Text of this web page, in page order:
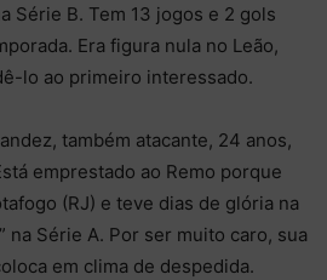
Série B. Tem 13 jogos e 2 gols
Era figura nula no Leão,
lo ao primeiro interessado.
também atacante, 24 anos,
emprestado ao Remo porque
(RJ) e teve dias de glória na
na Série A. Por ser muito caro, sua
em clima de despedida.